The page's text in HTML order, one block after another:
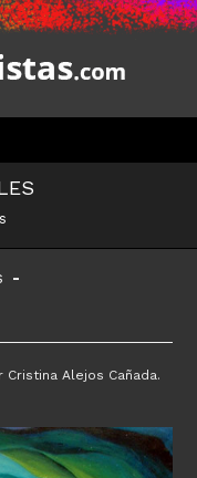
Alejos Cañada.